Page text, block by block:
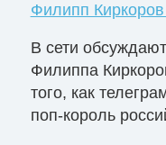
Филипп
В сети
Филиппа
того, как
поп-король